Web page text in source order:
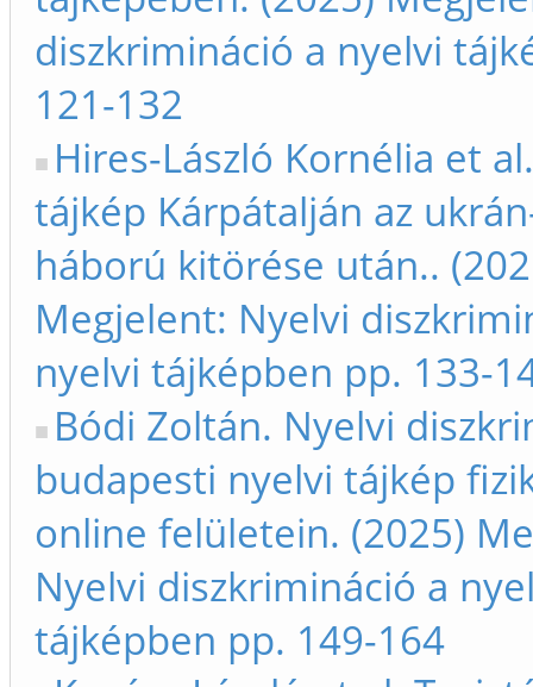
diszkrimináció a nyelvi
121-132
Hires-László Kornélia et
tájkép Kárpátalján az
háború kitörése után..
Megjelent: Nyelvi
nyelvi tájképben pp. 133-
Bódi Zoltán. Nyelvi
budapesti nyelvi tájkép
online felületein. (2025)
Nyelvi diszkrimináció a
tájképben pp. 149-164